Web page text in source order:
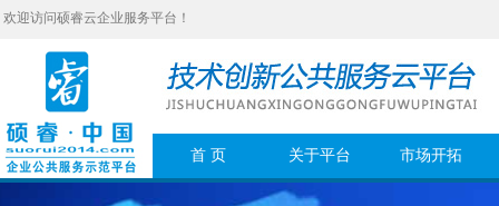
欢迎访问硕睿云企业服务平台！
首 页 关于平台 市场开拓